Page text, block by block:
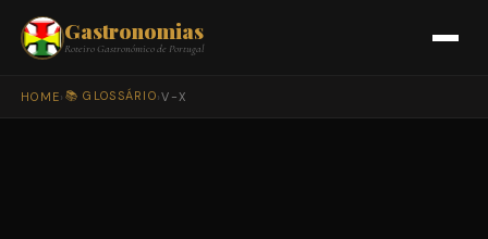
Gastronomias
Roteiro Gastronómico de Portugal
HOME› 📚 GLOSSÁRIO›V-X